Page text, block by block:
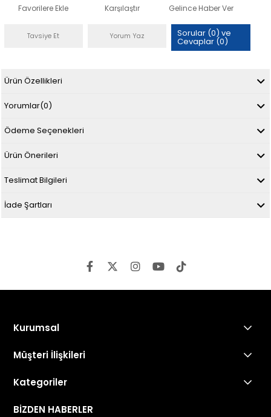
Favorilere Ekle Karşılaştır Gelince Haber Ver
Tavsiye Et Yorum Yaz Sorular (0) ve
Cevaplar (0)
Ürün Özellikleri
Yorumlar(0)
Ödeme Seçenekleri
Ürün Önerileri
Teslimat Bilgileri
İade Şartları
Kurumsal
Müşteri İlişkileri
Kategoriler
BİZDEN HABERLER